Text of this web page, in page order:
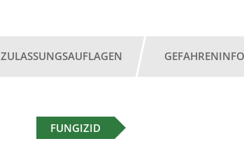
ZULASSUNGSAUFLAGEN
FUNGIZID